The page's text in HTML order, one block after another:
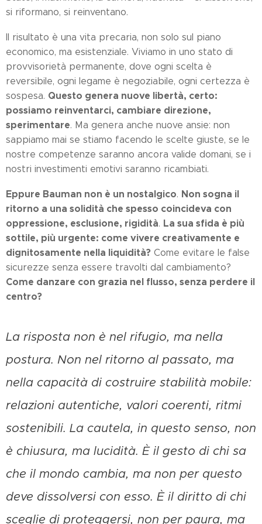
si riformano, si reinventano.
Il risultato è una vita precaria, non solo sul piano
economico, ma esistenziale. Viviamo in uno stato di
provvisorietà permanente, dove ogni scelta è
reversibile, ogni legame è negoziabile, ogni certezza è
sospesa. Questo genera nuove libertà, certo:
possiamo reinventarci, cambiare direzione,
sperimentare. Ma genera anche nuove ansie: non
sappiamo mai se stiamo facendo le scelte giuste, se le
nostre competenze saranno ancora valide domani, se i
nostri investimenti emotivi saranno ricambiati.
Eppure Bauman non è un nostalgico. Non sogna il
ritorno a una solidità che spesso coincideva con
oppressione, esclusione, rigidità. La sua sfida è più
sottile, più urgente: come vivere creativamente e
dignitosamente nella liquidità? Come evitare le false
sicurezze senza essere travolti dal cambiamento?
Come danzare con grazia nel flusso, senza perdere il
centro?
La risposta non è nel rifugio, ma nella
postura. Non nel ritorno al passato, ma
nella capacità di costruire stabilità mobile:
relazioni autentiche, valori coerenti, ritmi
sostenibili. La cautela, in questo senso, non
è chiusura, ma lucidità. È il gesto di chi sa
che il mondo cambia, ma non per questo
deve dissolversi con esso. È il diritto di chi
sceglie di proteggersi, non per paura, ma